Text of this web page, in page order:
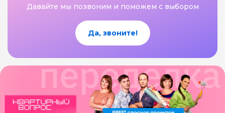
Давайте мы позвоним и поможем с выбором
Да, звоните!